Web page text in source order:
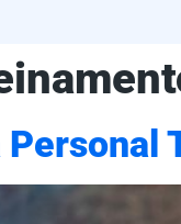
Personal